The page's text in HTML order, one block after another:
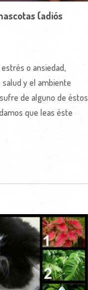
(adiós
o ansiedad,
y el ambiente
de alguno de éstos
que leas éste